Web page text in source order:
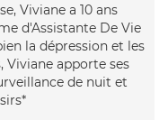
Viviane a 10 ans
d'Assistante De Vie
la dépression et les
Viviane apporte ses
de nuit et